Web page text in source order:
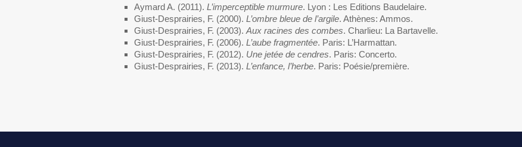
Aymard A. (2011). L’imperceptible murmure. Lyon : Les Editions Baudelaire.
Giust-Desprairies, F. (2000). L’ombre bleue de l’argile. Athènes: Ammos.
Giust-Desprairies, F. (2003). Aux racines des combes. Charlieu: La Bartavelle.
Giust-Desprairies, F. (2006). L’aube fragmentée. Paris: L’Harmattan.
Giust-Desprairies, F. (2012). Une jetée de cendres. Paris: Concerto.
Giust-Desprairies, F. (2013). L’enfance, l’herbe. Paris: Poésie/première.